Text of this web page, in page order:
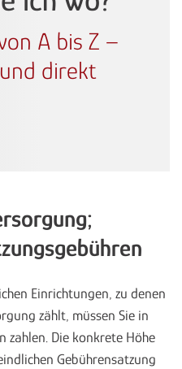
A bis Z –
direkt
Einrichtungen, zu denen
zählt, müssen Sie in
zahlen. Die konkrete Höhe
Gebührensatzung